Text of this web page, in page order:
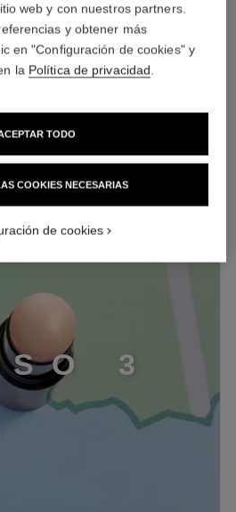
SO 3
web y con nuestros partners.
y obtener más
en "Configuración de cookies" y
la Política de privacidad
COOKIES NECESARIAS
TODO
de cookies